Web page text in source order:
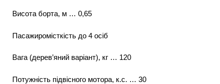
Висота борта, м … 0,65
Пасажиромісткість до 4 осіб
Вага (дерев’яний варіант), кг … 120
Потужність підвісного мотора, к.с. … 30